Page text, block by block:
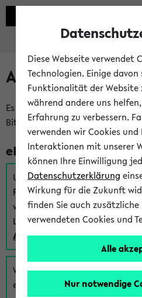
Anmeldung am
Es gibt mehrere Möglichkeiten
Bitte wählen Sie die für Sie
eKVV für Studierende
Um sich einen Stundenplan zu
Funktionen des eKVVs für
verwenden Sie diesen Link zur
Login:
Anmeldung zum eKVV der
Wenn Sie (noch) kein Uni
eKVV auch über einen
Diese Webseite verwendet
Technologien. Einige
Funktionalität der Website
während andere uns
Erfahrung zu verbessern.
verwenden wir Cookies
Interaktionen mit unserer
können Ihre Einwilligung
Datenschutzerklärung
Wirkung für die Zukunft
finden Sie auch
verwendeten Cookies und
Alle
Nur notwendige